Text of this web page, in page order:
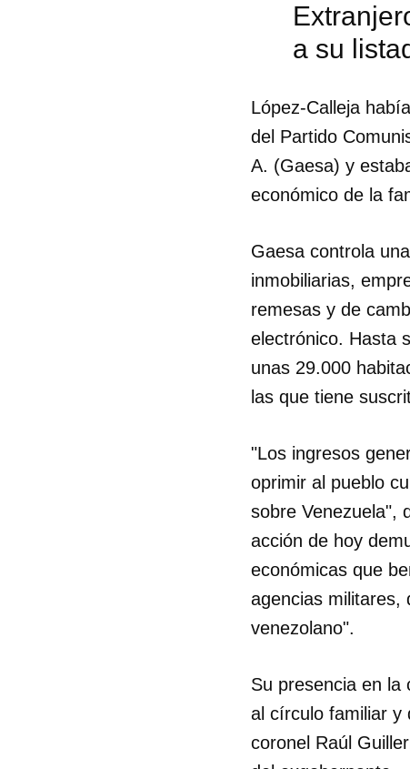
a su
López-Calleja
del Partido
A. (Gaesa) y
económico de la
Gaesa controla
inmobiliarias,
remesas y de
electrónico. Hasta
unas 29.000
las que tiene
"Los ingresos
oprimir al pueblo
sobre Venezuela",
acción de hoy
económicas que
agencias militares,
venezolano".
Su presencia en la
al círculo familiar y
coronel Raúl